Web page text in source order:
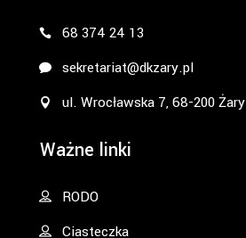
68 374 24 13
sekretariat@dkzary.pl
ul. Wrocławska 7, 68-200 Żary
Ważne linki
RODO
Ciasteczka